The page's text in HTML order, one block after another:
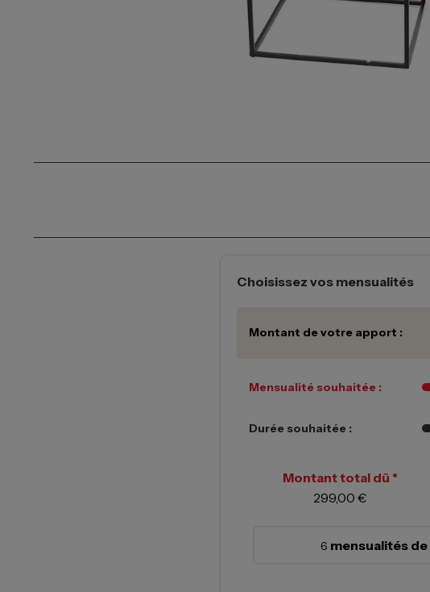
Choisissez vos mensualités
Montant de votre apport :
Mensualité souhaitée :
Durée souhaitée :
Montant total dû *
299,00 €
6 mensualités de